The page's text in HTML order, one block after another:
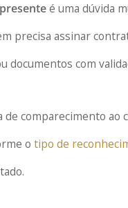
é uma dúvida
precisa assinar
documentos com
de comparecimento ao
o tipo de